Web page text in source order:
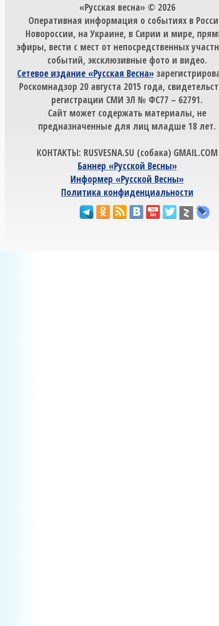
«Русская весна» © 2026
Оперативная информация о событиях в
Новороссии, на Украине, в Сирии и мире,
эфиры, вести с мест от непосредственных
событий, эксклюзивные фото и видео.
Сетевое издание «Русская Весна»
Роскомнадзор 20 августа 2015 года,
регистрации СМИ ЭЛ № ФС77 – 62791.
Сайт может содержать материалы, не
предназначенные для лиц младше 18 лет.
КОНТАКТЫ: RUSVESNA.SU (собака) GMAIL.COM
Баннер «Русской Весны»
Информер «Русской Весны»
Политика конфиденциальности